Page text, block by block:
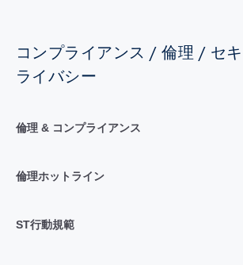
コンプライアンス / 倫理 / セ
ライバシー
倫理 & コンプライアンス
倫理ホットライン
ST行動規範